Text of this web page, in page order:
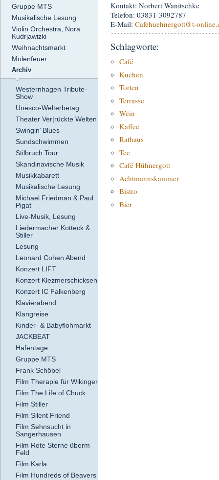
Gruppe MTS
Musikalische Lesung
Violin Orchestra, Nora
Kudrjawizki
Weihnachtsmarkt
Molenfeuer
Archiv
Westernhagen Tribute-
Show
Unesco-Welterbetag
Theater Ver|rückte Welten
Swingin’ Blues
Sundschwimmen
Stilbruch Tour
Skandinavische Musik
Musikkabarett
Musikalische Lesung
Michael Friedman & Paul
Pigat
Live-Musik, Lesung
Liedermacher Kotteck &
Stiller
Lesung
Leonard Cohen Abend
Konzert LIFT
Konzert Klezmerschicksen
Konzert IC Falkenberg
Klavierabend
Klangreise
Kinder- & Babyflohmarkt
JACKBEAT
Hafentage
Gruppe MTS
Frank Schöbel
Film Therapie für Wikinger
Film The Life of Chuck
Film Stiller
Film Silent Friend
Film Sehnsucht in
Sangerhausen
Film Rote Sterne überm
Feld
Film Karla
Film Hundreds of Beavers
Kontakt: Norbert Wanitschke
Telefon: 03831-3092787
E-Mail: Cafehuehnergott@t-
Schlagworte:
Café
Kuchen
Torten
Terrasse
Wein
Kaffee
Rathaus
Tee
Café Hühnergott
Achtmannskammer
Bistro
Bier